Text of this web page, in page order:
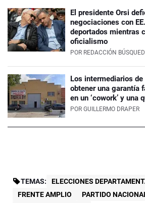
El presidente Orsi
negociaciones con
deportados mientras
oficialismo
POR REDACCIÓN
Los intermediarios de
obtener una garantía
en un ‘cowork’ y una
POR GUILLERMO DRAPER
TEMAS:
ELECCIONES
FRENTE AMPLIO
PARTIDO